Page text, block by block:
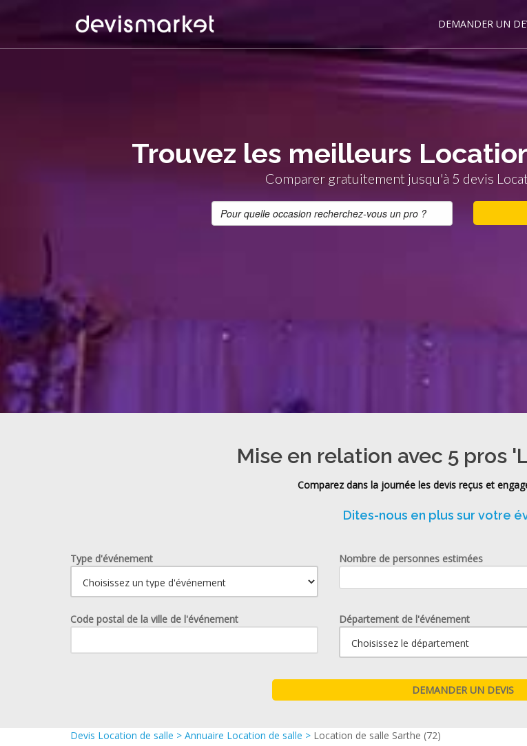
DEMANDER UN
Trouvez les meilleurs
Comparer gratuitement jusqu'à 5 devis
Mise en relation avec 5 pros
Comparez dans la journée les devis reçus et
Dites-nous en plus sur votre
Type d'événement Nombre de personnes estimées
Code postal de la ville de l'événement Département de l'événement
Devis Location de salle > Annuaire Location de salle > Location de salle Sarthe (72)